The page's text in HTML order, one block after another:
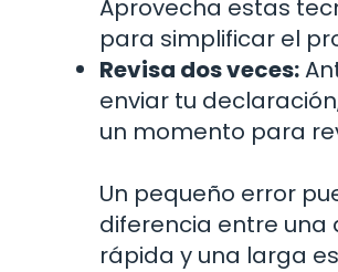
Aprovecha estas
para simplificar el
Revisa dos veces:
enviar tu
un momento para
Un pequeño error
diferencia entre una
rápida y una larga